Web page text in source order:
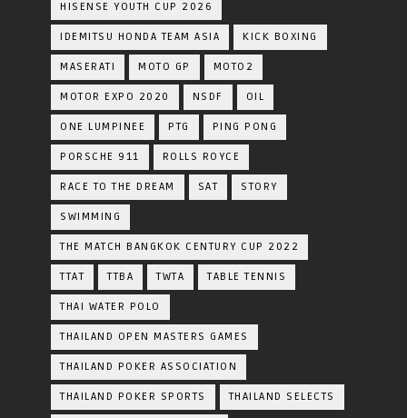
HISENSE YOUTH CUP 2026
IDEMITSU HONDA TEAM ASIA KICK BOXING
MASERATI MOTO GP MOTO2
MOTOR EXPO 2020 NSDF OIL
ONE LUMPINEE PTG PING PONG
PORSCHE 911 ROLLS ROYCE
RACE TO THE DREAM SAT STORY
SWIMMING
THE MATCH BANGKOK CENTURY CUP 2022
TTAT TTBA TWTA TABLE TENNIS
THAI WATER POLO
THAILAND OPEN MASTERS GAMES
THAILAND POKER ASSOCIATION
THAILAND POKER SPORTS THAILAND SELECTS